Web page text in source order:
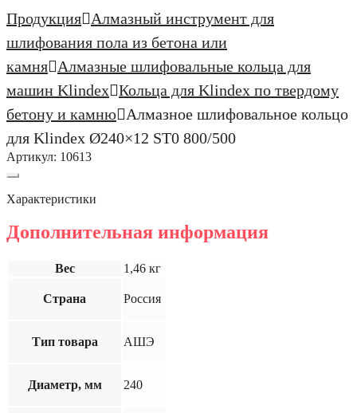
Продукция
Алмазный инструмент для
шлифования пола из бетона или
камня
Алмазные шлифовальные кольца для
машин Klindex Кольца для Klindex по твердому
бетону и камню
Алмазное шлифовальное кольцо
для Klindex Ø240×12 ST0 800/500
Артикул: 10613
Характеристики
Дополнительная информация
Вес 1,46 кг
Страна Россия
Тип товара АШЭ
Диаметр, мм 240